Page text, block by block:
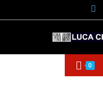
contenuto
0